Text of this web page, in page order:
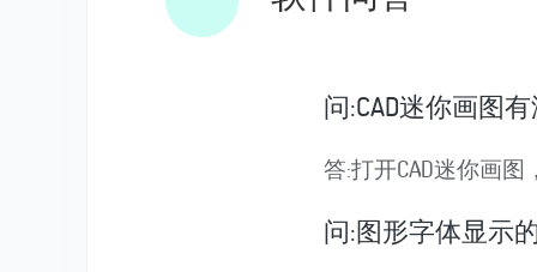
问:CAD迷你画图
答:打开CAD迷你画
问:图形字体显示